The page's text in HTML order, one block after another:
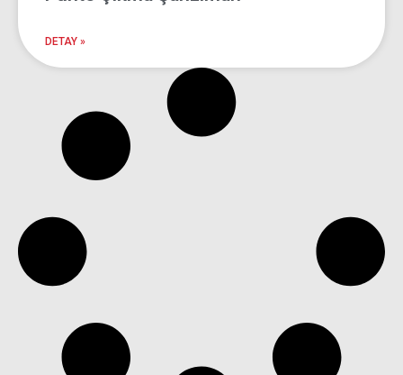
Ankara Oto Çıkma
DETAY »